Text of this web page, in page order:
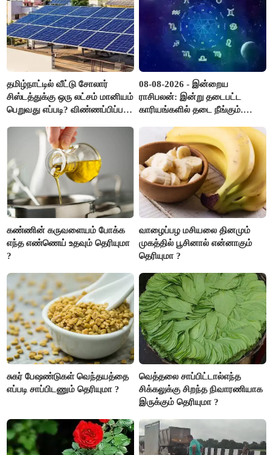
தமிழ்நாட்டில் வீட்டு சோலார்
சிஸ்டத்துக்கு ஒரு லட்சம் மானியம்
பெறுவது எப்படி? விண்ணப்பிப்பது
08-08-2026 - இன்றைய
ராசிபலன்: இன்று தடைபட்ட
காரியங்களில் தடை நீங்கும்.
இருக்கும். ஆன்மீக எண்ணம்
அதிகரிக்கும்..!
கண்ணின் கருவளையம் போக்க
எந்த எண்ணெய் உதவும் தெரியுமா
?
வாழைப்பழ மசியலை தினமும்
முகத்தில் பூசினால் என்னாகும்
தெரியுமா ?
சுகர் பேஷண்டுகள் வெந்தயத்தை
எப்படி சாப்பிடணும் தெரியுமா ?
வெத்தலை சாப்பிட்டால்எந்த
சிக்கலுக்கு சிறந்த நிவாரணியாக
இருக்கும் தெரியுமா ?